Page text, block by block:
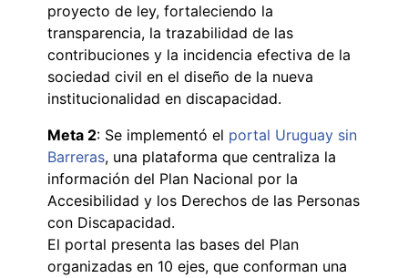
proyecto de ley, fortaleciendo la
transparencia, la trazabilidad de las
contribuciones y la incidencia efectiva de la
sociedad civil en el diseño de la nueva
institucionalidad en discapacidad.
Meta 2: Se implementó el portal Uruguay sin
Barreras, una plataforma que centraliza la
información del Plan Nacional por la
Accesibilidad y los Derechos de las Personas
con Discapacidad.
El portal presenta las bases del Plan
organizadas en 10 ejes, que conforman una